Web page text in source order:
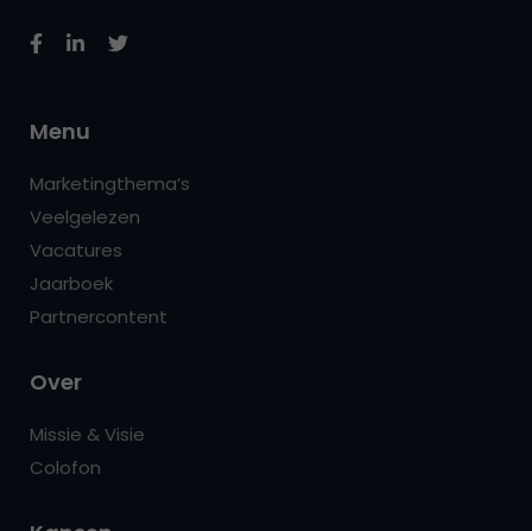
Menu
Marketingthema’s
Veelgelezen
Vacatures
Jaarboek
Partnercontent
Over
Missie & Visie
Colofon